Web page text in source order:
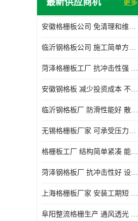
最新供应商机 更多
安徽格栅板公司 免清理和维护 安装需要人工少
临沂钢格板公司 施工简单方便 通风好 减少风阻
菏泽格栅板工厂 抗冲击性强 安装需要人工少
安徽钢格板 减少投资成本 不用清洗和维护
临沂钢格板厂 防滑性能好 散热防爆效果好
无锡格栅板厂家 可承受压力强 安装需要人工少
格栅板工厂 结构简单紧凑 能减少风力破坏
菏泽钢格板厂 抗冲击性好 设计规范 通风透光
上海格栅板厂家 安装工期短 通风好 减少风阻
阜阳整流格栅生产 通风透光 免清理和维护